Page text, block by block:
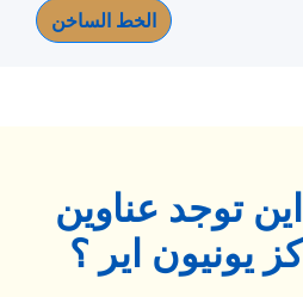
الخط الساخن
توجد عناوين
يونيون اير ؟